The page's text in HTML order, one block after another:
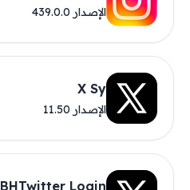
الإصدار 439.0.0
X Sy
الإصدار 11.50
BHTwitter Login